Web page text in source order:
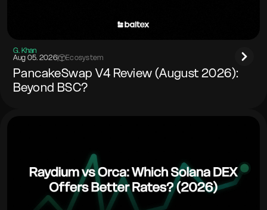
G. Khan
Aug 05. 2026| Ecosystem
PancakeSwap V4 Review (August 2026):
Beyond BSC?